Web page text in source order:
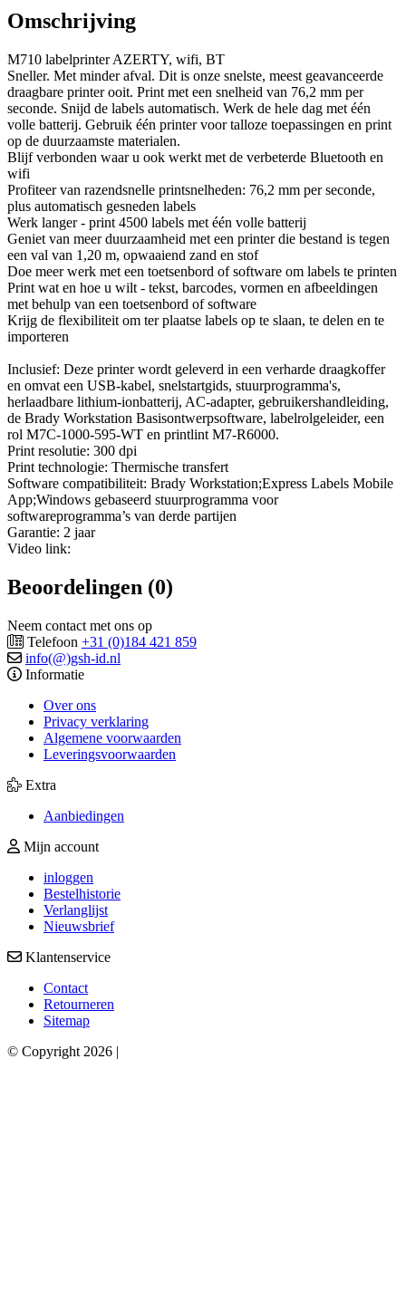
Omschrijving
M710 labelprinter AZERTY, wifi, BT
Sneller. Met minder afval. Dit is onze snelste, meest geavanceerde
draagbare printer ooit. Print met een snelheid van 76,2 mm per
seconde. Snijd de labels automatisch. Werk de hele dag met één
volle batterij. Gebruik één printer voor talloze toepassingen en print
op de duurzaamste materialen.
Blijf verbonden waar u ook werkt met de verbeterde Bluetooth en
wifi
Profiteer van razendsnelle printsnelheden: 76,2 mm per seconde,
plus automatisch gesneden labels
Werk langer - print 4500 labels met één volle batterij
Geniet van meer duurzaamheid met een printer die bestand is tegen
een val van 1,20 m, opwaaiend zand en stof
Doe meer werk met een toetsenbord of software om labels te printen
Print wat en hoe u wilt - tekst, barcodes, vormen en afbeeldingen
met behulp van een toetsenbord of software
Krijg de flexibiliteit om ter plaatse labels op te slaan, te delen en te
importeren
Inclusief: Deze printer wordt geleverd in een verharde draagkoffer
en omvat een USB-kabel, snelstartgids, stuurprogramma's,
herlaadbare lithium-ionbatterij, AC-adapter, gebruikershandleiding,
de Brady Workstation Basisontwerpsoftware, labelrolgeleider, een
rol M7C-1000-595-WT en printlint M7-R6000.
Print resolutie: 300 dpi
Print technologie: Thermische transfert
Software compatibiliteit: Brady Workstation;Express Labels Mobile
App;Windows gebaseerd stuurprogramma voor
softwareprogramma’s van derde partijen
Garantie: 2 jaar
Video link:
Beoordelingen (0)
Neem contact met ons op
Telefoon +31 (0)184 421 859
info(@)gsh-id.nl
Informatie
Over ons
Privacy verklaring
Algemene voorwaarden
Leveringsvoorwaarden
Extra
Aanbiedingen
Mijn account
inloggen
Bestelhistorie
Verlanglijst
Nieuwsbrief
Klantenservice
Contact
Retourneren
Sitemap
© Copyright 2026 |